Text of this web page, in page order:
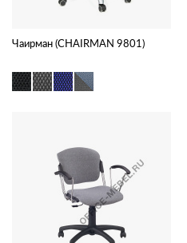
Чаирман (CHAIRMAN 9801)